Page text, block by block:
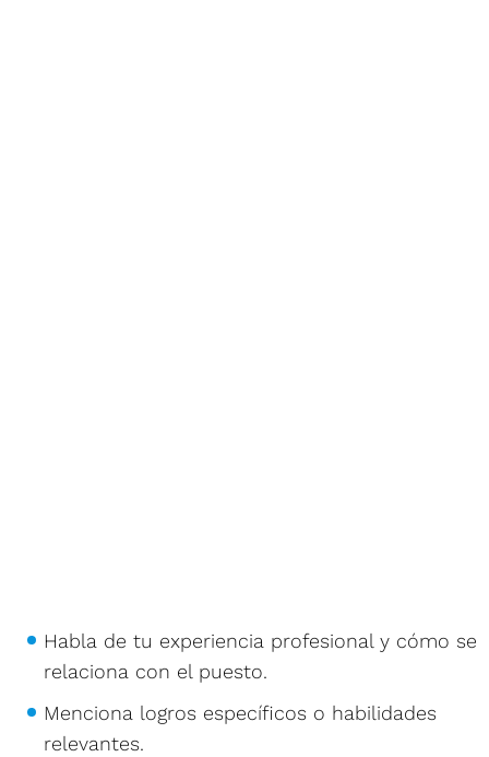
Habla de tu experiencia profesional y cómo se
relaciona con el puesto.
Menciona logros específicos o habilidades
relevantes.